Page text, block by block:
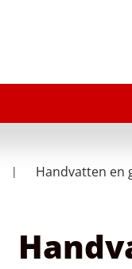
Handvatten en